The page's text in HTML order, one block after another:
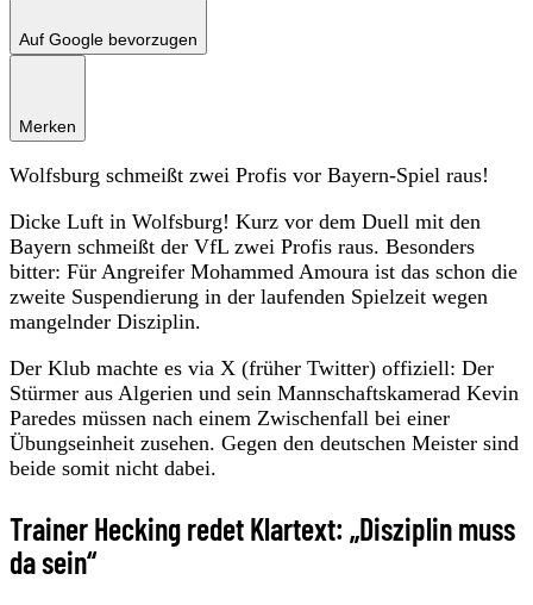
Auf Google bevorzugen
Merken
Wolfsburg schmeißt zwei Profis vor Bayern-Spiel raus!
Dicke Luft in Wolfsburg! Kurz vor dem Duell mit den
Bayern schmeißt der VfL zwei Profis raus. Besonders
bitter: Für Angreifer Mohammed Amoura ist das schon die
zweite Suspendierung in der laufenden Spielzeit wegen
mangelnder Disziplin.
Der Klub machte es via X (früher Twitter) offiziell: Der
Stürmer aus Algerien und sein Mannschaftskamerad Kevin
Paredes müssen nach einem Zwischenfall bei einer
Übungseinheit zusehen. Gegen den deutschen Meister sind
beide somit nicht dabei.
Trainer Hecking redet Klartext: „Disziplin muss
da sein“